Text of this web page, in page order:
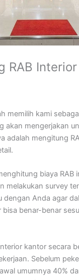
RAB
memilih kami
akan mengerjakan
adalah mengitung
biaya RAB
melakukan survey
dengan Anda agar
bisa benar-benar
kantor secara
Sebelum
umumnya 40%